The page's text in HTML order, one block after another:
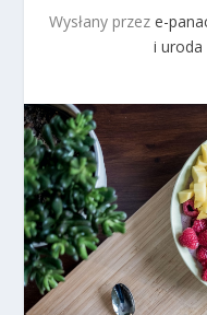
Wysłany przez e-
i uroda